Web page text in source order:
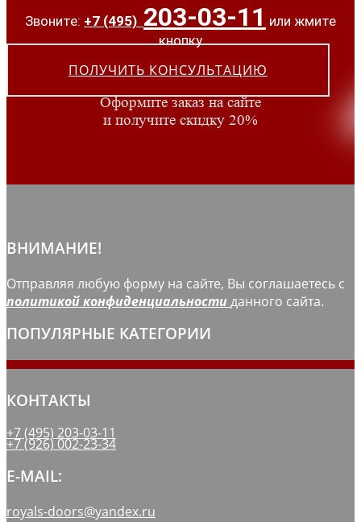
Звоните: +7 (495) 203-03-11 или жмите
кнопку
ПОЛУЧИТЬ КОНСУЛЬТАЦИЮ
Оформите заказ на сайте
и получите скидку 20%
ВНИМАНИЕ!
Отправляя любую форму на сайте, Вы соглашаетесь с
политикой конфиденциальностиданного сайта.
ПОПУЛЯРНЫЕ КАТЕГОРИИ
КОНТАКТЫ
+7 (495) 203-03-11
+7 (926) 002-23-34
E-MAIL:
royals-doors@yandex.ru